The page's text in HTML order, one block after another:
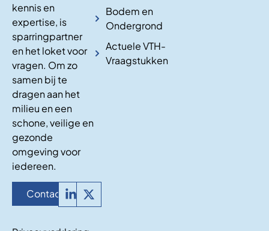
kennis en
expertise, is
sparringpartner
en het loket voor
vragen. Om zo
samen bij te
dragen aan het
milieu en een
schone, veilige en
gezonde
omgeving voor
iedereen.
Contact
Bodem en
Ondergrond
Actuele VTH-
Vraagstukken